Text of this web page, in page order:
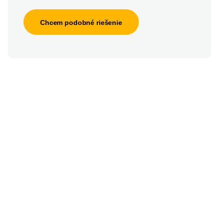
Chcem podobné riešenie